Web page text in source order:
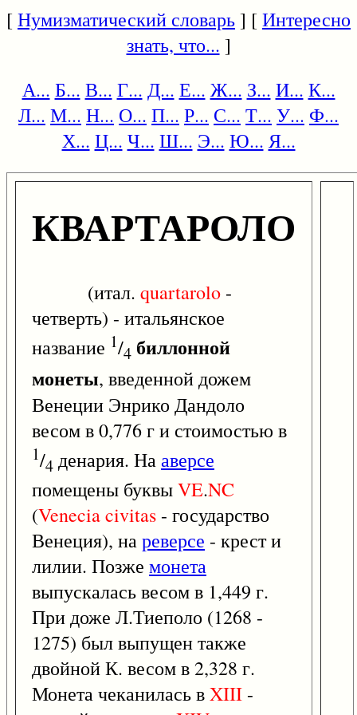
[Нумизматический словарь] [Интересно
знать, что... ]
А... Б... В... Г... Д... Е... Ж... З... И... К...
Л... М... Н... О... П... Р... С... Т... У... Ф...
Х... Ц... Ч... Ш... Э... Ю... Я...
КВАРТАРОЛО
(итал. quartarolo -
четверть) - итальянское
название 1/4 биллонной
монеты, введенной дожем
Венеции Энрико Дандоло
весом в 0,776 г и стоимостью в
1/4 денария. Нааверсе
помещены буквыVE.NC
(Veneciacivitas - государство
Венеция), нареверсе - крест и
лилии. Позже монета
выпускалась весом в 1,449 г.
При доже Л.Тиеполо (1268 -
1275) был выпущен также
двойной К. весом в 2,328 г.
Монета чеканилась вXIII -